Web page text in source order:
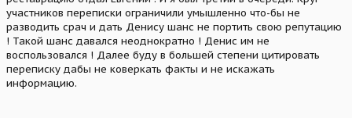
участников переписки ограничили умышленно что-бы не
разводить срач и дать Денису шанс не портить свою репутацию
! Такой шанс давался неоднократно ! Денис им не
воспользовался ! Далее буду в большей степени цитировать
переписку дабы не коверкать факты и не искажать
информацию.